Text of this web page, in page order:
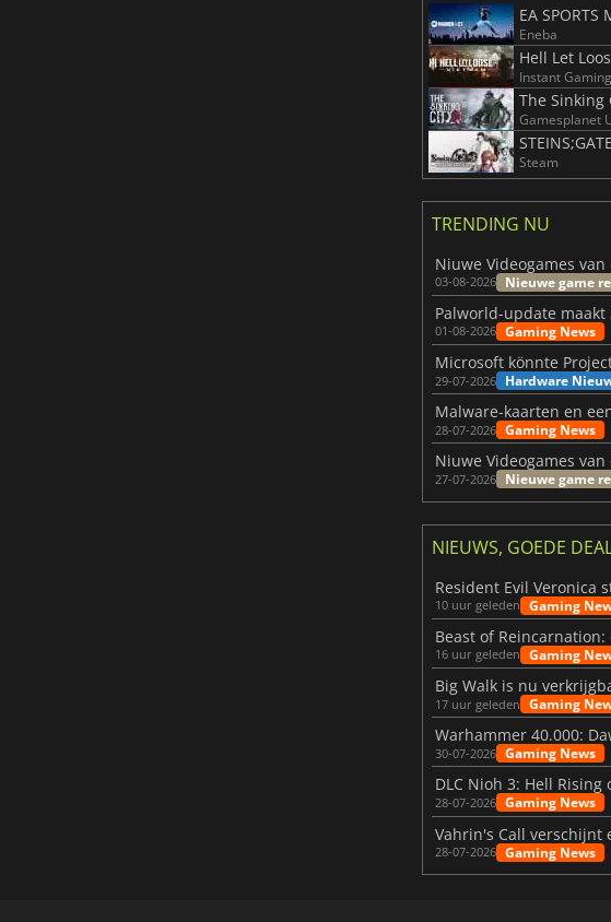
EA
Eneba
Hell Let
Instant Gaming
The Sinking
Gamesplanet
Steam
TRENDING NU
03-08-2026 Nieuwe game
01-08-2026 Gaming News
29-07-2026 Hardware
28-07-2026 Gaming News
27-07-2026 Nieuwe game
NIEUWS, GOEDE
10 uur geleden Gaming
16 uur geleden Gaming
17 uur geleden Gaming
30-07-2026 Gaming News
DLC Nioh 3: Hell
28-07-2026 Gaming News
28-07-2026 Gaming News